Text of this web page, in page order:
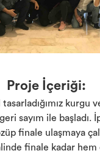
Proje İçeriği:
kurgu
sayım ile başladı.
finale ulaşmaya
finale kadar